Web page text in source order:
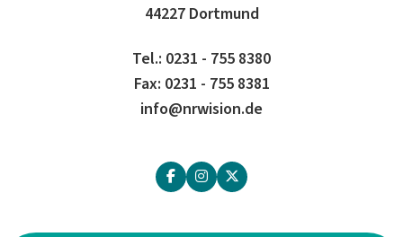
44227 Dortmund
Tel.: 0231 - 755 8380
Fax: 0231 - 755 8381
info@nrwision.de